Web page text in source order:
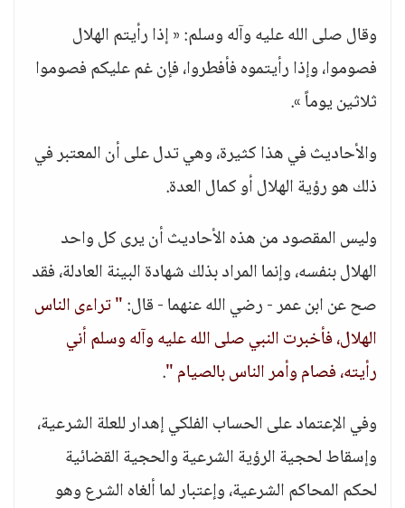
وقال صلى الله عليه وآله وسلم: « إذا رأيتم الهلال
فصوموا، وإذا رأيتموه فأفطروا، فإن غم عليكم فصوموا
ثلاثين يوماً ».
والأحاديث في هذا كثيرة، وهي تدل على أن المعتبر في
ذلك هو رؤية الهلال أو كمال العدة.
وليس المقصود من هذه الأحاديث أن يرى كل واحد
الهلال بنفسه، وإنما المراد بذلك شهادة البينة العادلة، فقد
صح عن ابن عمر - رضي الله عنهما - قال:" تراءى الناس
الهلال، فأخبرت النبي صلى الله عليه وآله وسلم أني
رأيته، فصام وأمر الناس بالصيام ".
وفي الإعتماد على الحساب الفلكي إهدار للعلة الشرعية،
وإسقاط لحجية الرؤية الشرعية والحجية القضائية
لحكم المحاكم الشرعية، وإعتبار لما ألغاه الشرع وهو